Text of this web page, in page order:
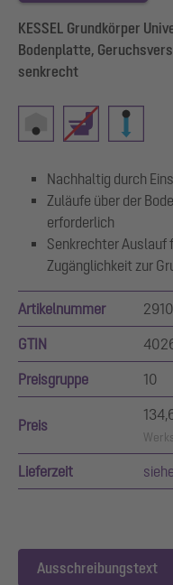
KESSEL Grundkörper
Bodenplatte,
senkrecht
Nachhaltig durch
Zuläufe über der
erforderlich
Senkrechter Auslauf
Zugänglichkeit zur
Artikelnummer
GTIN
Preisgruppe 10
Preis
Lieferzeit
Ausschreibungstext